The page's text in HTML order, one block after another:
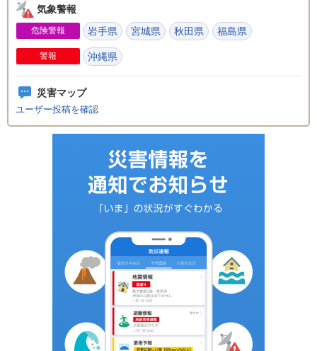
気象警報
危険警報 岩手県 宮城県 秋田県 福島県
警報 沖縄県
災害マップ
ユーザー投稿を確認